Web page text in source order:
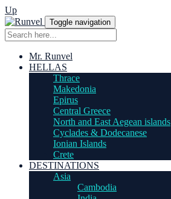
Up
Toggle navigation
Mr. Runvel
HELLAS
Thrace
Makedonia
Epirus
Central Greece
North and East Aegean islands
Cyclades & Dodecanese
Ionian Islands
Crete
DESTINATIONS
Asia
Cambodia